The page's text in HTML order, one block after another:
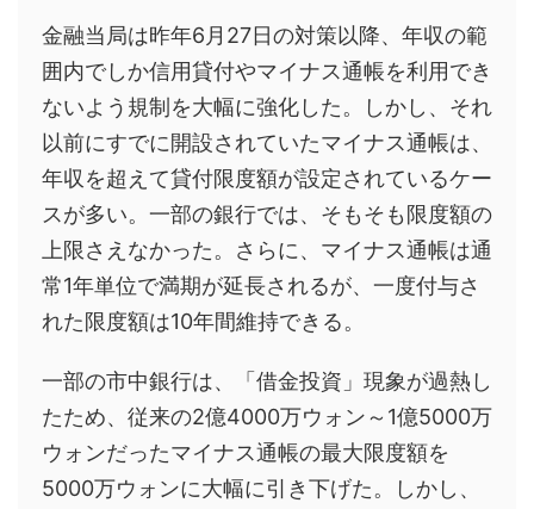
金融当局は昨年6月27日の対策以降、年収の範
囲内でしか信用貸付やマイナス通帳を利用でき
ないよう規制を大幅に強化した。しかし、それ
以前にすでに開設されていたマイナス通帳は、
年収を超えて貸付限度額が設定されているケー
スが多い。一部の銀行では、そもそも限度額の
上限さえなかった。さらに、マイナス通帳は通
常1年単位で満期が延長されるが、一度付与さ
れた限度額は10年間維持できる。
一部の市中銀行は、「借金投資」現象が過熱し
たため、従来の2億4000万ウォン～1億5000万
ウォンだったマイナス通帳の最大限度額を
5000万ウォンに大幅に引き下げた。しかし、